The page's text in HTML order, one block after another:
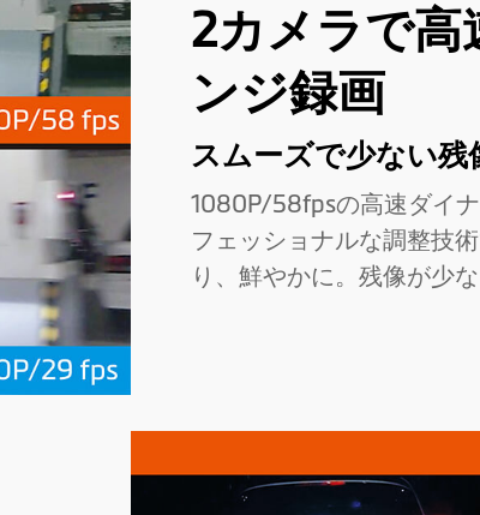
2カメラで高
ンジ録画
スムーズで少ない残
1080P/58fpsの高速ダイ
フェッショナルな調整技
り、鮮やかに。残像が少